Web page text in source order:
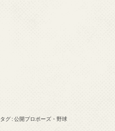
タグ : 公開プロポーズ・野球